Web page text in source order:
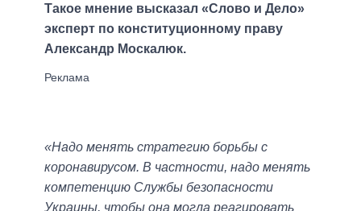
Такое мнение высказал «Слово и Дело»
эксперт по конституционному праву
Александр Москалюк.
«Надо менять стратегию борьбы с
коронавирусом. В частности, надо менять
компетенцию Службы безопасности
Украины, чтобы она могла реагировать